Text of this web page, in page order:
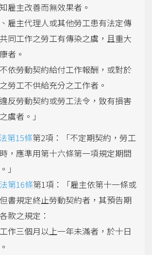
雇主改善而無效果者。
雇主代理人或其他勞工患有法定傳
同工作之勞工有傳染之虞，且重大
者。
依勞動契約給付工作報酬，或對於
勞工不供給充分之工作者。
反勞動契約或勞工法令，致有損害
虞者。」
第15條第2項：「不定期契約，勞工
，應準用第十六條第一項規定期間
」
第16條第1項：「雇主依第十一條或
書規定終止勞動契約者，其預告期
款之規定：
作三個月以上一年未滿者，於十日